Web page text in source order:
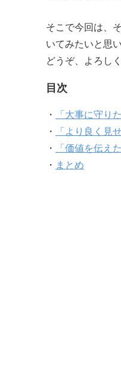
そこで今回は、
いてみたいと思い
どうぞ、よろし
目次
・
「大事に守り
・
「より良く見
・
「価値を伝え
・ まとめ